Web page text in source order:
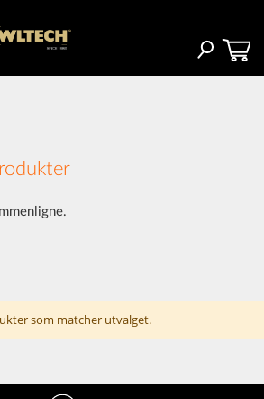
Søk
som matcher utvalget.